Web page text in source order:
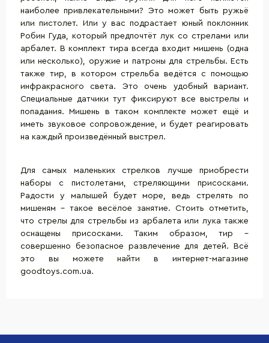
наиболее привлекательными? Это может быть ружьё
или пистолет. Или у вас подрастает юный поклонник
Робин Гуда, который предпочтёт лук со стрелами или
арбалет. В комплект тира всегда входит мишень (одна
или несколько), оружие и патроны для стрельбы. Есть
также тир, в котором стрельба ведётся с помощью
инфракрасного света. Это очень удобный вариант.
Специальные датчики тут фиксируют все выстрелы и
попадания. Мишень в таком комплекте может ещё и
иметь звуковое сопровождение, и будет реагировать
на каждый произведённый выстрел.
Для самых маленьких стрелков лучше приобрести
наборы с пистолетами, стреляющими присосками.
Радости у малышей будет море, ведь стрелять по
мишеням – такое весёлое занятие. Стоить отметить,
что стрелы для стрельбы из арбалета или лука также
оснащены присосками. Таким образом, тир –
совершенно безопасное развлечение для детей. Всё
это вы можете найти в интернет-магазине
goodtoys.com.ua.